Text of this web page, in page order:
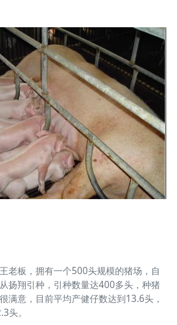
老板，拥有一个500头规模的猪场，自
扬翔引种，引种数量达400多头，种猪
满意，目前平均产健仔数达到13.6头，
头。